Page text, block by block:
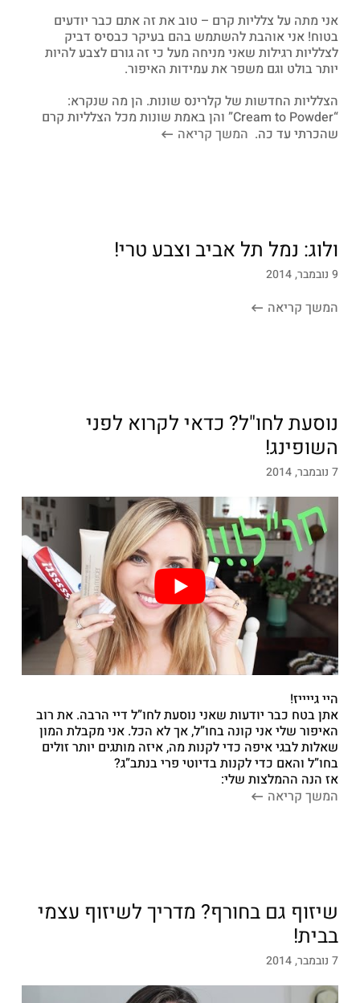
אני מתה על צלליות קרם – טוב את זה אתם כבר יודעים
בטוח! אני אוהבת להשתמש בהם בעיקר כבסיס דביק
לצלליות רגילות שאני מניחה מעל כי זה גורם לצבע להיות
יותר בולט וגם משפר את עמידות האיפור.
הצלליות החדשות של קלרינס שונות. הן מה שנקרא:
“Cream to Powder” והן באמת שונות מכל הצלליות קרם
שהכרתי עד כה. המשך קריאה
ולוג: נמל תל אביב וצבע טרי!
9 נובמבר, 2014
המשך קריאה
נוסעת לחו"ל? כדאי לקרוא לפני
השופינג!
7 נובמבר, 2014
היי גייייז!
אתן בטח כבר יודעות שאני נוסעת לחו”ל דיי הרבה. את רוב
האיפור שלי אני קונה בחו”ל, אך לא הכל. אני מקבלת המון
שאלות לבגי איפה כדי לקנות מה, איזה מותגים יותר זולים
בחו”ל והאם כדי לקנות בדיוטי פרי בנתב”ג?
אז הנה ההמלצות שלי:
המשך קריאה
שיזוף גם בחורף? מדריך לשיזוף עצמי
בבית!
7 נובמבר, 2014